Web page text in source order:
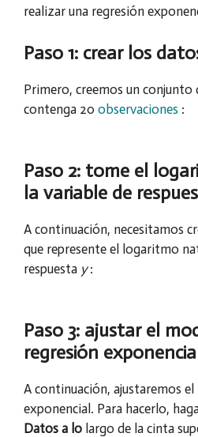
realizar una regresión
Paso 1: crear los
Primero, creemos un conjunto
contenga 20 observaciones :
Paso 2: tome el
la variable de
A continuación, necesitamos
que represente el logaritmo
respuesta y:
Paso 3: ajustar el
regresión
A continuación, ajustaremos
exponencial. Para hacerlo,
Datos a lo largo de la cinta